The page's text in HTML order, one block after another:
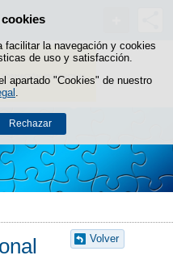
facilitar la navegación y cookies
de uso y satisfacción.
apartado "Cookies" de nuestro
Rechazar
al contenido
Volver